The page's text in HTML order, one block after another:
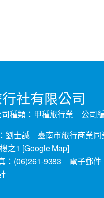
社有限公司
種類：甲種旅行業 公司
劉士誠 臺南市旅行商業同
之1 [Google Map]
：(06)261-9383 電子郵件